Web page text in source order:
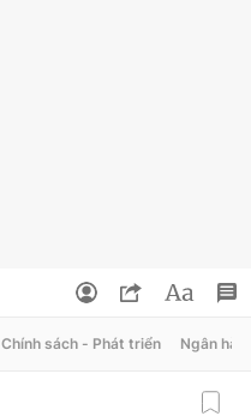
Chính sách - Phát triển Ngân